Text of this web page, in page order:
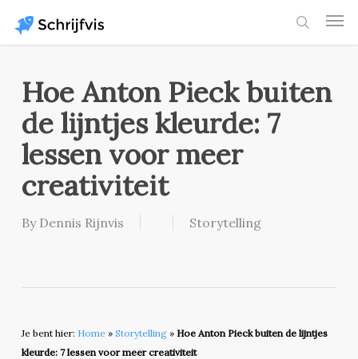
main
Hoe Anton Pieck buiten
de lijntjes kleurde: 7
lessen voor meer
creativiteit
By Dennis Rijnvis Storytelling
Je bent hier: Home» Storytelling» Hoe Anton Pieck buiten de lijntjes
kleurde: 7 lessen voor meer creativiteit